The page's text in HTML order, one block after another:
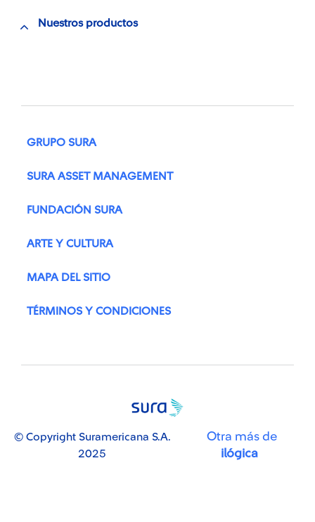
Nuestros productos
GRUPO SURA
SURA ASSET MANAGEMENT
FUNDACIÓN SURA
ARTE Y CULTURA
MAPA DEL SITIO
TÉRMINOS Y CONDICIONES
© Copyright Suramericana S.A.
2025
Otra más de
ilógica